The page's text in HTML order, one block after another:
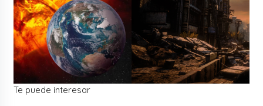
Te puede interesar